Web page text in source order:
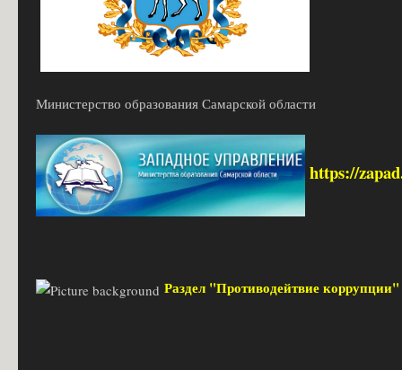
Министерство образования Самарской области
https://
Раздел "Противодейтвие